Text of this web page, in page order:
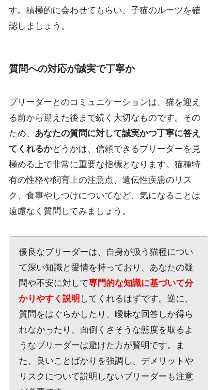
す。積極的に会わせてもらい、子猫のルーツを確
認しましょう。
質問への対応が誠実で丁寧か
ブリーダーとのコミュニケーションは、猫を迎え
る前から迎えた後まで続く大切なものです。その
ため、 あなたの質問に対して誠実かつ丁寧に答え
てくれるかどうかは、信頼できるブリーダーを見
極める上で非常に重要な指標となります。猫種特
有の性格や飼育上の注意点、遺伝性疾患のリス
ク、食事やしつけについてなど、気になることは
遠慮なく質問してみましょう。
優良なブリーダーは、自身が扱う猫種につい
て深い知識と愛情を持っており、あなたの疑
問や不安に対して専門的な知識に基づいて分
かりやすく説明 してくれるはずです。逆に、
質問をはぐらかしたり、曖昧な回答しか得ら
れなかったり、面倒くさそうな態度を取るよ
うなブリーダーは避けた方が賢明です。ま
た、良いことばかりを強調し、デメリットや
リスクについて説明しないブリーダーも注意